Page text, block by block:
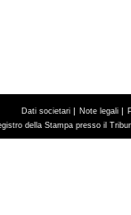
Dati societari | Note legali |
della Stampa presso il